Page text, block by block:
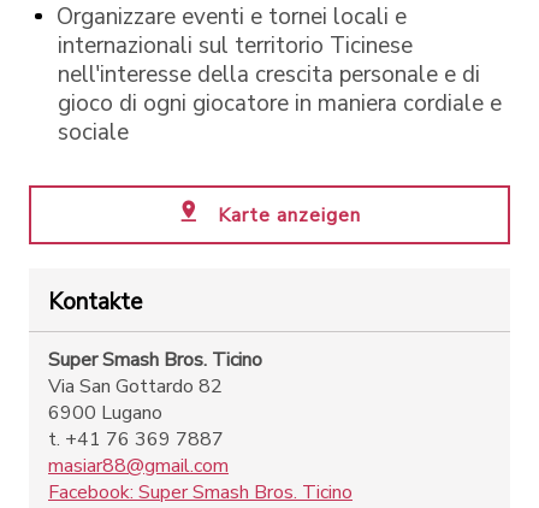
Organizzare eventi e tornei locali e
internazionali sul territorio Ticinese
nell'interesse della crescita personale e di
gioco di ogni giocatore in maniera cordiale e
sociale
Karte anzeigen
Kontakte
Super Smash Bros. Ticino
Via San Gottardo 82
6900 Lugano
t. +41 76 369 7887
masiar88@gmail.com
Facebook: Super Smash Bros. Ticino